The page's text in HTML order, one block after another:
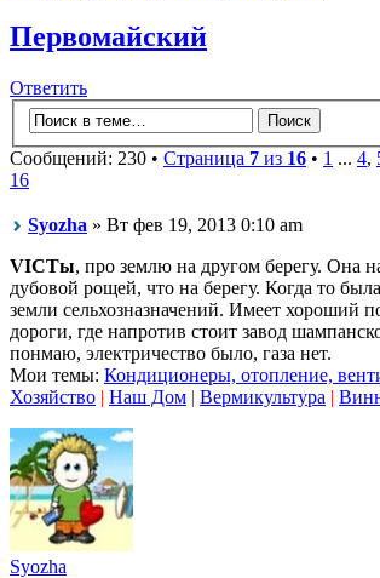
Первомайский
Ответить
Сообщений: 230 • Страница 7 из 16 • 1 ... 4,
16
Syozha » Вт фев 19, 2013 0:10 am
VICTы, про землю на другом берегу. Она
дубовой рощей, что на берегу. Когда то
земли сельхозназначений. Имеет хороший
дороги, где напротив стоит завод
понмаю, электричество было, газа нет.
Мои темы: Кондиционеры, отопление,
Хозяйство | Наш Дом | Вермикультура |
Syozha